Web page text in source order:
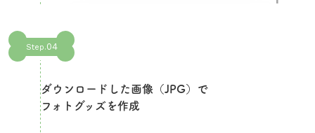
Step.04
ダウンロードした画像（JPG）で
フォトグッズを作成​